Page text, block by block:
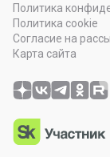
Политика
Политика cookie
Согласие на
Карта сайта